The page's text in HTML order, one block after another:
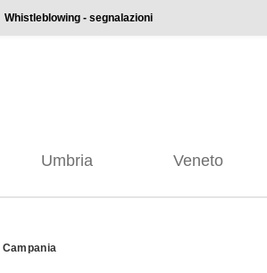
Whistleblowing - segnalazioni
Umbria Veneto
Campania